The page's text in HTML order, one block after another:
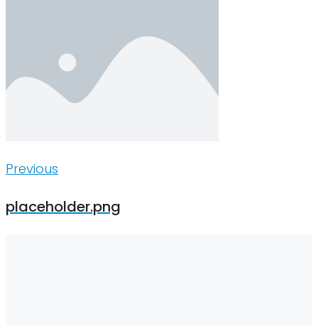
Inläggsnavigering
Previous
Previous
placeholder.png